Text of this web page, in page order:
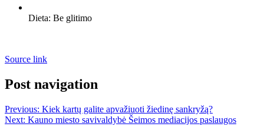
Dieta: Be glitimo
Source link
Post navigation
Previous: Kiek kartų galite apvažiuoti žiedinę sankryžą?
Next: Kauno miesto savivaldybė Šeimos mediacijos paslaugos